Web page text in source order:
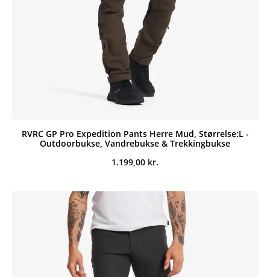
RVRC GP Pro Expedition Pants Herre Mud, Størrelse:L -
Outdoorbukse, Vandrebukse & Trekkingbukse
1.199,00 kr.